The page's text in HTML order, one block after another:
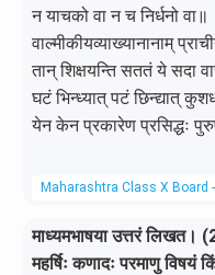
न याचको वा न च निर्धनो वा॥
वाल्मीकीयव्याख्यानानाम्
तान् शिक्षयन्ति सततं ये सदा
घटं भिन्ध्यात् पटं छिन्द्यात्
येन केन प्रकारेण प्रसिद्धः
Maharashtra Class X Board
माध्यमभाषया उत्तरं लिखत।
महर्षिः कणादः परमाणु विषयं